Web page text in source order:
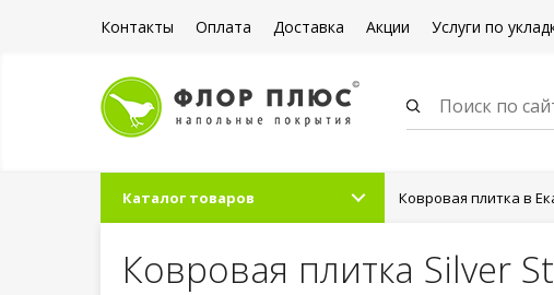
Контакты Оплата Доставка Акции Услуги по
Каталог товаров Ковровая плитка в
Ковровая плитка Silver